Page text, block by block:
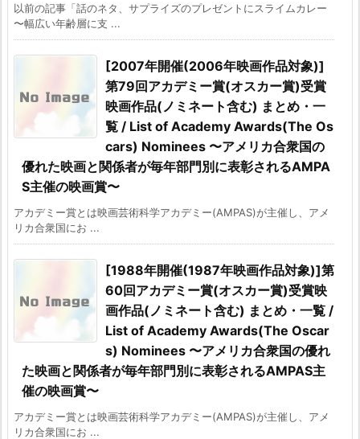
以前の記事「話のネタ、サプライズのプレゼントにスライムカレー
〜幅広い年齢層に支 ...
[2007年開催(2006年映画作品対象)]
第79回アカデミー賞(オスカー賞)受賞
映画作品(ノミネート含む) まとめ・一
覧 / List of Academy Awards(The Os
cars) Nominees 〜アメリカ合衆国の
優れた映画と関係者が毎年部門別に表彰されるAMPA
S主催の映画賞〜
アカデミー賞とは映画芸術科学アカデミー(AMPAS)が主催し、アメ
リカ合衆国にお ...
[1988年開催(1987年映画作品対象)]第
60回アカデミー賞(オスカー賞)受賞映
画作品(ノミネート含む) まとめ・一覧 /
List of Academy Awards(The Oscar
s) Nominees 〜アメリカ合衆国の優れ
た映画と関係者が毎年部門別に表彰されるAMPAS主
催の映画賞〜
アカデミー賞とは映画芸術科学アカデミー(AMPAS)が主催し、アメ
リカ合衆国にお ...